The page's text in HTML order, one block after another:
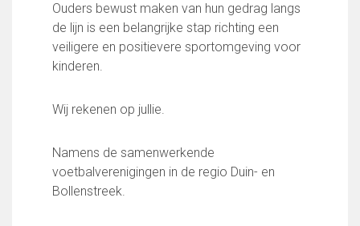
Steun bij contributie
Support Casper
Dagbesteding ’s Heeren Loo
De gezonde sportkantine
Vertrouwenspersonen
Financieel contactpersoon
Wie doet wat
Ouders bewust maken van hun gedrag langs
de lijn is een belangrijke stap richting een
veiligere en positievere sportomgeving voor
kinderen.
Wij rekenen op jullie.
Namens de samenwerkende
voetbalverenigingen in de regio Duin- en
Bollenstreek.